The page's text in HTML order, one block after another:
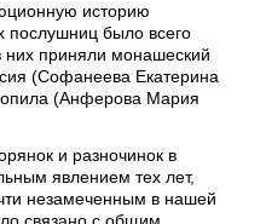
историю
было всего
них приняли монашеский
(Софанеева Екатерина
(Анферова Мария
и разночинок в
явлением тех лет,
незамеченным в нашей